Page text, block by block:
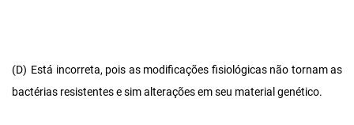
(D) Está incorreta, pois as modificações fisiológicas não tornam as
bactérias resistentes e sim alterações em seu material genético.